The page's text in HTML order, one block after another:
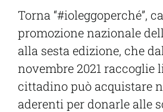
Torna “#ioleggoperché”,
promozione nazionale
alla sesta edizione, che
novembre 2021 raccoglie
cittadino può acquistare
aderenti per donarle alle